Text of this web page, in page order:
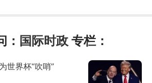
： 国际时政 专栏：
世界杯“吹哨”